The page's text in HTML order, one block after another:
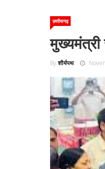
छत्तीसगढ़
मुख्यमंत्री
Byशौर्यपथ